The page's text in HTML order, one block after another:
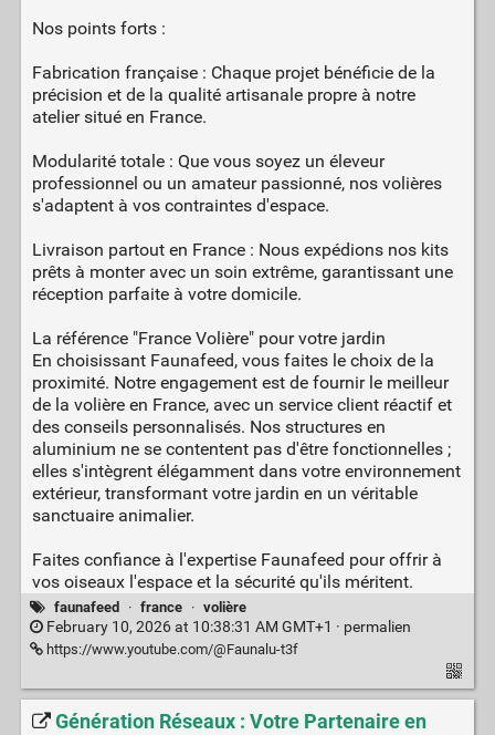
Nos points forts :
Fabrication française : Chaque projet bénéficie de la
précision et de la qualité artisanale propre à notre
atelier situé en France.
Modularité totale : Que vous soyez un éleveur
professionnel ou un amateur passionné, nos volières
s'adaptent à vos contraintes d'espace.
Livraison partout en France : Nous expédions nos kits
prêts à monter avec un soin extrême, garantissant une
réception parfaite à votre domicile.
La référence "France Volière" pour votre jardin
En choisissant Faunafeed, vous faites le choix de la
proximité. Notre engagement est de fournir le meilleur
de la volière en France, avec un service client réactif et
des conseils personnalisés. Nos structures en
aluminium ne se contentent pas d'être fonctionnelles ;
elles s'intègrent élégamment dans votre environnement
extérieur, transformant votre jardin en un véritable
sanctuaire animalier.
Faites confiance à l'expertise Faunafeed pour offrir à
vos oiseaux l'espace et la sécurité qu'ils méritent.
faunafeed · france · volière
February 10, 2026 at 10:38:31 AM GMT+1 · permalien
https://www.youtube.com/@Faunalu-t3f
Génération Réseaux : Votre Partenaire en